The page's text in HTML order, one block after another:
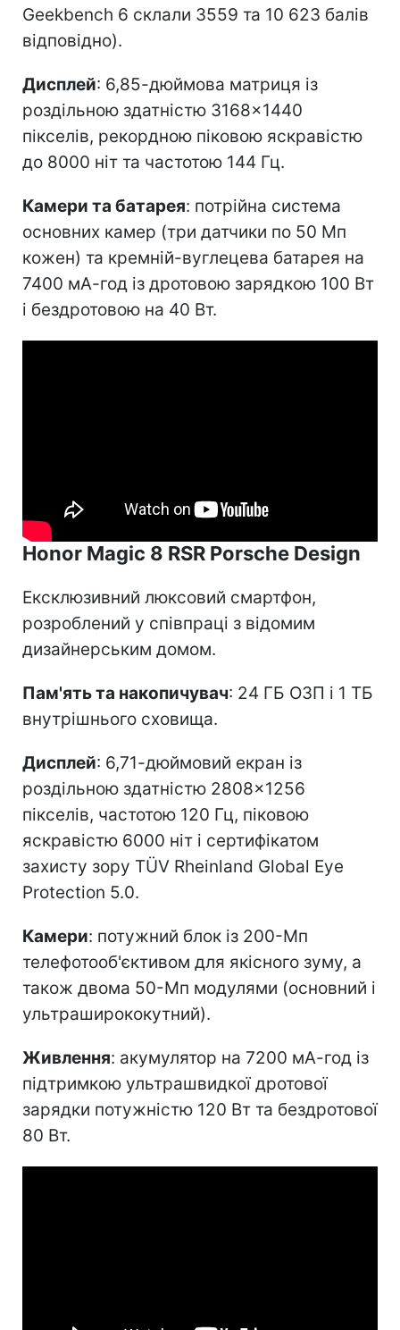
Geekbench 6 склали 3559 та 10 623 балів
відповідно).
Дисплей: 6,85-дюймова матриця із
роздільною здатністю 3168×1440
пікселів, рекордною піковою яскравістю
до 8000 ніт та частотою 144 Гц.
Камери та батарея: потрійна система
основних камер (три датчики по 50 Мп
кожен) та кремній-вуглецева батарея на
7400 мА-год із дротовою зарядкою 100 Вт
і бездротовою на 40 Вт.
Honor Magic 8 RSR Porsche Design
Ексклюзивний люксовий смартфон,
розроблений у співпраці з відомим
дизайнерським домом.
Пам'ять та накопичувач: 24 ГБ ОЗП і 1 ТБ
внутрішнього сховища.
Дисплей: 6,71-дюймовий екран із
роздільною здатністю 2808×1256
пікселів, частотою 120 Гц, піковою
яскравістю 6000 ніт і сертифікатом
захисту зору TÜV Rheinland Global Eye
Protection 5.0.
Камери: потужний блок із 200-Мп
телефотооб'єктивом для якісного зуму, а
також двома 50-Мп модулями (основний і
ультраширококутний).
Живлення: акумулятор на 7200 мА-год із
підтримкою ультрашвидкої дротової
зарядки потужністю 120 Вт та бездротової
80 Вт.